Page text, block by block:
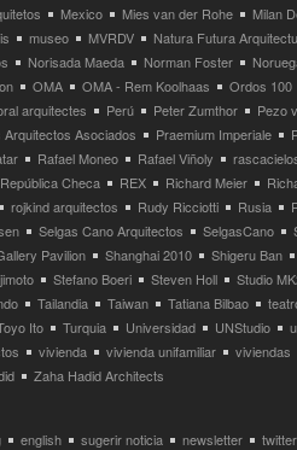
Mexico Mies van der Rohe
Milan
museo MVRDV
Natura Futura
Norisada Maeda Norman Foster
OMA OMA - Rem Koolhaas
Ordos 100
arquitectes Perú Peter Zumthor
Pezo
Arquitectos Asociados Praemium Imperiale
Rafael Moneo Rafael Viñoly
República Checa REX Richard Meier
rojkind arquitectos Rudy Ricciotti Rusia
Selgas Cano Arquitectos SelgasCano
Pavilion Shanghai 2010
Shigeru Ban
Stefano Boeri Steven Holl
Studio
Tailandia Taiwan Tatiana Bilbao
Ito Turquia Universidad UNStudio
vivienda vivienda unifamiliar
viviendas
Zaha Hadid Architects
english sugerir noticia newsletter twitter